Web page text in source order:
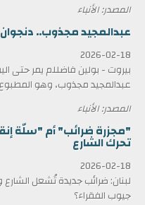
المصدر: الأنباء
عبدالمجيد مجذوب.. دنجوان
2026-02-18
بيروت - بولين فاضللم يمر حتى
عبدالمجيد مجذوب، وهو
المصدر: الأنباء
"مجزرة ضرائب" أم "سلّة
تحرك الشارع
2026-02-18
لبنان: ضرائب جديدة تُشعل الشارع
جيوب الفقراء؟